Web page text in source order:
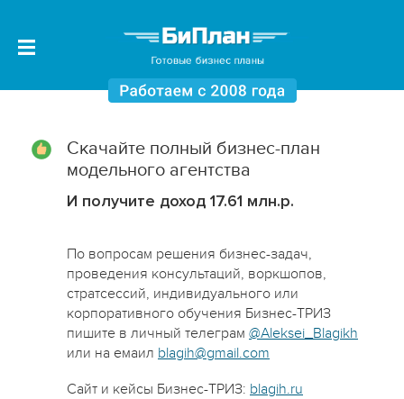
Скачайте полный бизнес-план
модельного агентства
И получите доход 17.61 млн.р.
По вопросам решения бизнес-задач,
проведения консультаций, воркшопов,
стратсессий, индивидуального или
корпоративного обучения Бизнес-ТРИЗ
пишите в личный телеграм @Aleksei_Blagikh
или на емаил blagih@gmail.com
Сайт и кейсы Бизнес-ТРИЗ: blagih.ru